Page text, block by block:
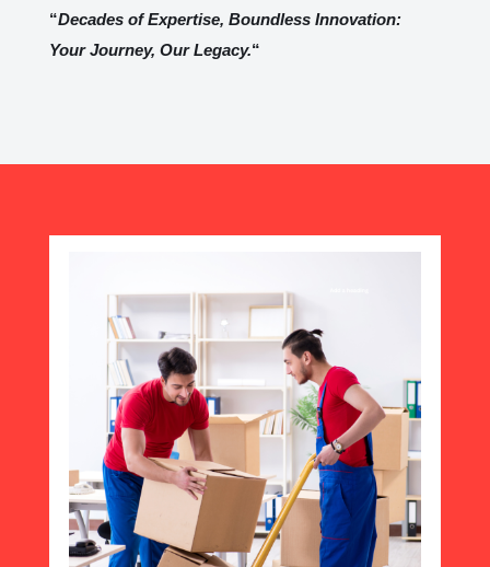
“Decades of Expertise, Boundless Innovation:
Your Journey, Our Legacy.“